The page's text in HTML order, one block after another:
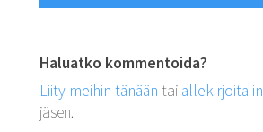
Haluatko kommentoida?
Liity meihin tänään tai allekirjoita in
jäsen.